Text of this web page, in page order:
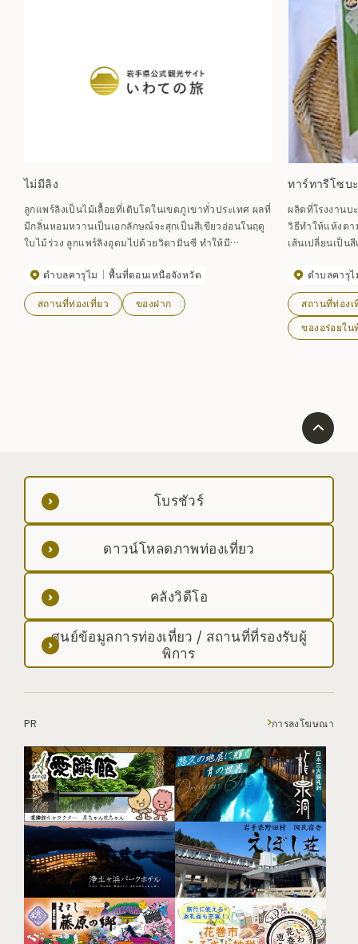
ไม่มีลิง
ลูกแพร์ลิงเป็นไม้เลื้อยที่เติบโตในเขตภูเขาทั่วประเทศ ผลที่
มีกลิ่นหอมหวานเป็นเอกลักษณ์จะสุกเป็นสีเขียวอ่อนในฤดู
ใบไม้ร่วง ลูกแพร์ลิงอุดมไปด้วยวิตามินซี ทำให้มี
สำหรับเพิ่มความอยากอาหารอีกด้วย ผลไม้ชนิดนี้ใช้ทำ
ไวน์ น้ำผลไม้ แยม เจลลี่ และไอศกรีมซอฟต์เซิร์ฟ เมื่อเร็วๆ
นี้ เค้กโรลลิงแพร์ได้รับการจำหน่ายในเชิงพาณิชย์ และ
ตำบลคารุไม พื้นที่ตอนเหนือจังหวัด
สถานที่ท่องเที่ยว ของฝาก
ทาร์ทารีโซบ
ผลิตที่โรงงานบ
วิธีทำให้แห้งต
เส้นเปลี่ยนเป็น
ผลิตภัณฑ์ที่ทำ
มารันสึ'' และ
ตำบลคารุ
สถานที่ท่องเ
ของอร่อยใน
โบรชัวร์
ดาวน์โหลดภาพท่องเที่ยว
คลังวิดีโอ
ศูนย์ข้อมูลการท่องเที่ยว / สถานที่ที่รองรับผู้
พิการ
PR การลงโฆษณา